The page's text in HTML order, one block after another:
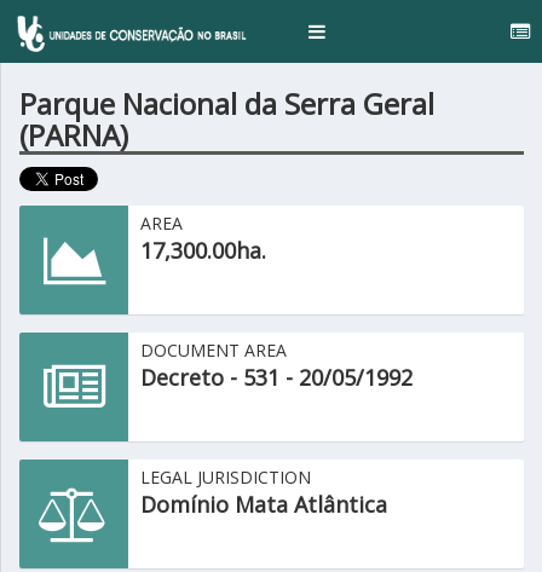
Toggle
Parque Nacional da Serra Geral
(PARNA)
AREA
17,300.00ha.
DOCUMENT AREA
Decreto - 531 - 20/05/1992
LEGAL JURISDICTION
Domínio Mata Atlântica